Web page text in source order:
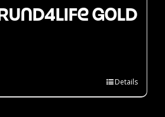
Gold
Details